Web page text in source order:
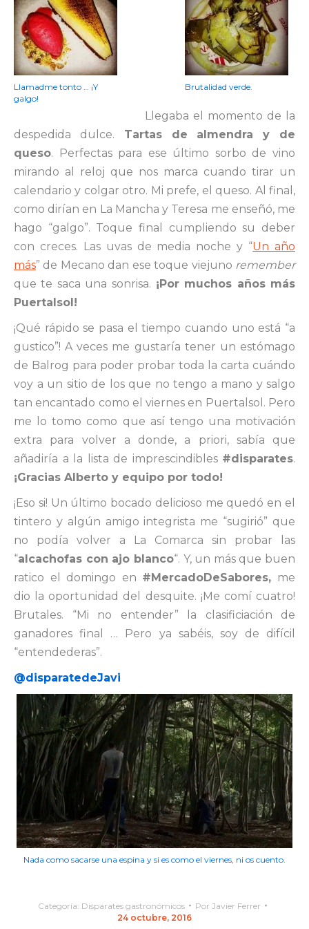
Llamadme tonto … ¡Y
galgo!
Brutalidad verde.
Llegaba el momento de la
despedida dulce. Tartas de almendra y de
queso. Perfectas para ese último sorbo de vino
mirando al reloj que nos marca cuando tirar un
calendario y colgar otro. Mi prefe, el queso. Al final,
como dirían en La Mancha y Teresa me enseñó, me
hago “galgo”. Toque final cumpliendo su deber
con creces. Las uvas de media noche y “Un año
más” de Mecano dan ese toque viejuno remember
que te saca una sonrisa. ¡Por muchos años más
Puertalsol!
¡Qué rápido se pasa el tiempo cuando uno está “a
gustico”! A veces me gustaría tener un estómago
de Balrog para poder probar toda la carta cuándo
voy a un sitio de los que no tengo a mano y salgo
tan encantado como el viernes en Puertalsol. Pero
me lo tomo como que así tengo una motivación
extra para volver a donde, a priori, sabía que
añadiría a la lista de imprescindibles #disparates.
¡Gracias Alberto y equipo por todo!
¡Eso si! Un último bocado delicioso me quedó en el
tintero y algún amigo integrista me “sugirió” que
no podía volver a La Comarca sin probar las
“alcachofas con ajo blanco“. Y, un más que buen
ratico el domingo en #MercadoDeSabores, me
dio la oportunidad del desquite. ¡Me comí cuatro!
Brutales. “Mi no entender” la clasificiación de
ganadores final … Pero ya sabéis, soy de difícil
“entendederas”.
@disparatedeJavi
Nada como sacarse una espina y si es como el viernes, ni os cuento.
Categoría: Disparates gastronómicos Por Javier Ferrer
24 octubre, 2016